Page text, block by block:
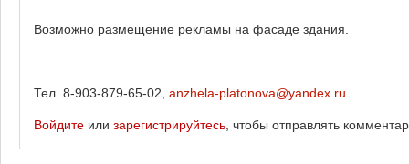
Возможно размещение рекламы на фасаде здания.
Тел. 8-903-879-65-02, anzhela-platonova@yandex.ru
Войдите или зарегистрируйтесь , чтобы отправлять